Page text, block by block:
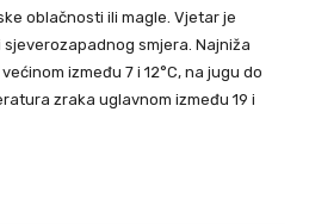
oblačnosti ili magle. Vjetar je
smjera. Najniža
između 7 i 12°C, na jugu do
zraka uglavnom između 19 i